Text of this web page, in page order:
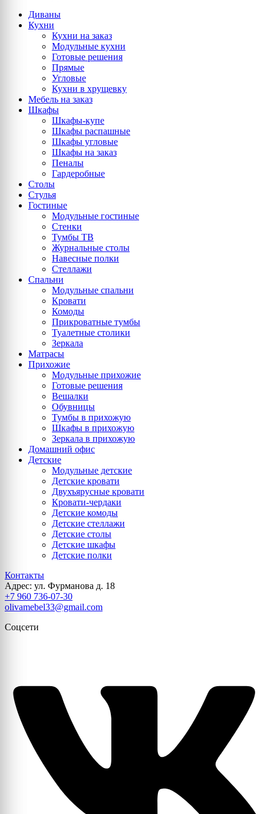
Диваны
Кухни
Кухни на заказ
Модульные кухни
Готовые решения
Прямые
Угловые
Кухни в хрущевку
Мебель на заказ
Шкафы
Шкафы-купе
Шкафы распашные
Шкафы угловые
Шкафы на заказ
Пеналы
Гардеробные
Столы
Стулья
Гостиные
Модульные гостиные
Стенки
Тумбы ТВ
Журнальные столы
Навесные полки
Стеллажи
Спальни
Модульные спальни
Кровати
Комоды
Прикроватные тумбы
Туалетные столики
Зеркала
Матрасы
Прихожие
Модульные прихожие
Готовые решения
Вешалки
Обувницы
Тумбы в прихожую
Шкафы в прихожую
Зеркала в прихожую
Домашний офис
Детские
Модульные детские
Детские кровати
Двухъярусные кровати
Кровати-чердаки
Детские комоды
Детские стеллажи
Детские столы
Детские шкафы
Детские полки
Контакты
Адрес: ул. Фурманова д. 18
+7 960 736-07-30
olivamebel33@gmail.com
Соцсети